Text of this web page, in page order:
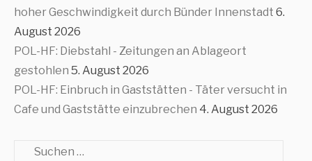
hoher Geschwindigkeit durch Bünder Innenstadt 6.
August 2026
POL-HF: Diebstahl - Zeitungen an Ablageort
gestohlen 5. August 2026
POL-HF: Einbruch in Gaststätten - Täter versucht in
Cafe und Gaststätte einzubrechen 4. August 2026
Suche